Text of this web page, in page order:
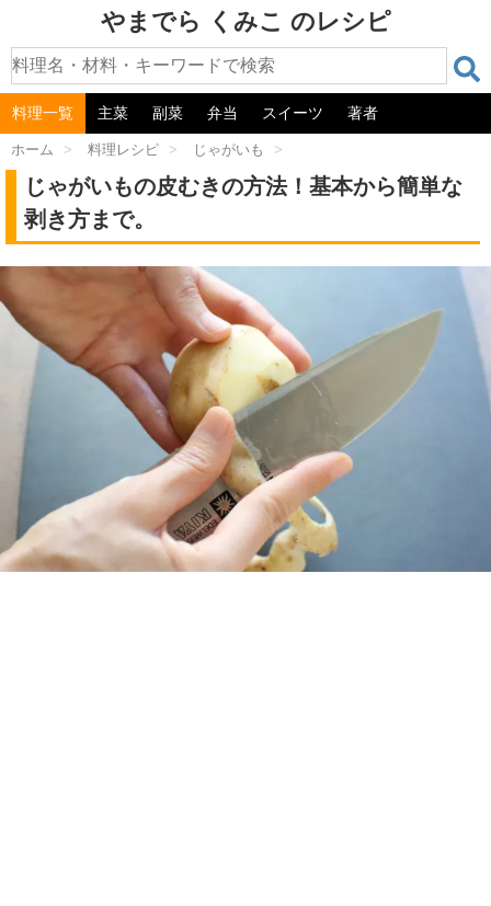
やまでら くみこ のレシピ
料理一覧 主菜 副菜 弁当 スイーツ 著者
ホーム > 料理レシピ > じゃがいも >
じゃがいもの皮むきの方法！基本から簡単な
剥き方まで。